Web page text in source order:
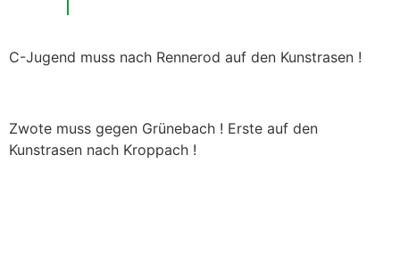
C-Jugend muss nach Rennerod auf den Kunstrasen !
Zwote muss gegen Grünebach ! Erste auf den
Kunstrasen nach Kroppach !